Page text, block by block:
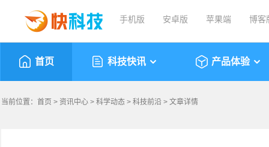
手机版 安卓版 苹果端 博客
首页 科技快讯 产品体验
当前位置： 首页 > 资讯中心 > 科学动态 > 科技前沿 > 文章详情